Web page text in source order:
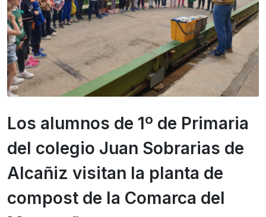
Los alumnos de 1º de Primaria
del colegio Juan Sobrarias de
Alcañiz visitan la planta de
compost de la Comarca del